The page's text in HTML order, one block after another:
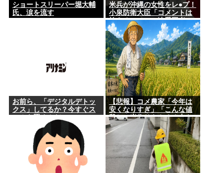
ショートスリーパー堀大輔
氏、涙を流す
米兵が沖縄の女性をレ●プ！
小泉防衛大臣「コメントは
控える」ニュー速愛国者
「辺野古！」
お前ら、「デジタルデトッ
クス」してるか？今すぐス
マホを置くんだ。
【悲報】コメ農家「今年は
安くなりすぎ」「こんな値
段じゃ米作りをやめる人も
多くなるんじゃないかな?」